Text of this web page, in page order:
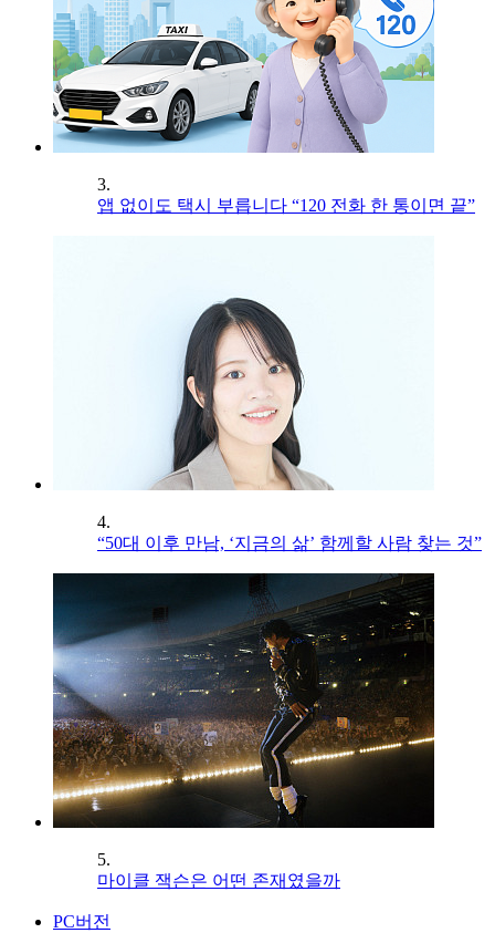
3.
앱 없이도 택시 부릅니다 “120 전화 한 통이면 끝”
4.
“50대 이후 만남, ‘지금의 삶’ 함께할 사람 찾는 것”
5.
마이클 잭슨은 어떤 존재였을까
PC버전